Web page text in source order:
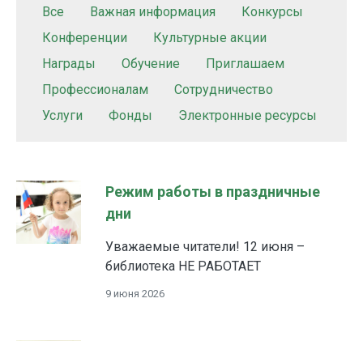
Все Важная информация
Конкурсы
Конференции
Культурные акции
Награды
Обучение
Приглашаем
Профессионалам
Сотрудничество
Услуги
Фонды Электронные ресурсы
Режим работы в праздничные
дни
Уважаемые читатели! 12 июня –
библиотека НЕ РАБОТАЕТ
9 июня 2026